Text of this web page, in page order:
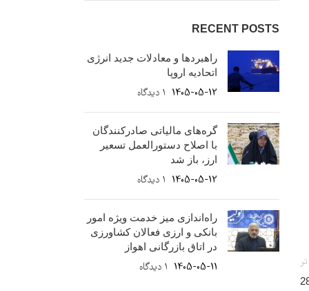
سامانه مؤدیان و پایانه‌های فروشگاهی، 28
RECENT POSTS
راهبردها و معادلات جدید انرژی
اتحادیه اروپا
1405-05-12 ۱ دیدگاه
گره‌های مالیاتی صادرکنندگان
با اصلاح دستورالعمل تسعیر
ارز، باز شد
1405-05-12 ۱ دیدگاه
راه‌اندازی میز خدمت ویژه امور
بانکی و ارزی فعالان کشاورزی
در اتاق بازرگانی اهواز
1405-05-11 ۱ دیدگاه